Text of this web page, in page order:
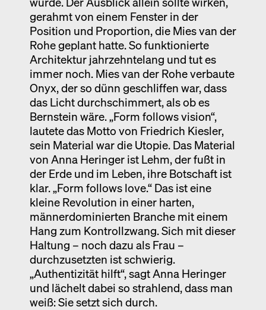
gerahmt von einem Fenster in der
Position und Proportion, die Mies van der
Rohe geplant hatte. So funktionierte
Architektur jahrzehntelang und tut es
immer noch. Mies van der Rohe verbaute
Onyx, der so dünn geschliffen war, dass
das Licht durchschimmert, als ob es
Bernstein wäre. „Form follows vision“,
lautete das Motto von Friedrich Kiesler,
sein Material war die Utopie. Das Material
von Anna Heringer ist Lehm, der fußt in
der Erde und im Leben, ihre Botschaft ist
klar. „Form follows love.“ Das ist eine
kleine Revolution in einer harten,
männerdominierten Branche mit einem
Hang zum Kontrollzwang. Sich mit dieser
Haltung – noch dazu als Frau –
durchzusetzten ist schwierig.
„Authentizität hilft“, sagt Anna Heringer
und lächelt dabei so strahlend, dass man
weiß: Sie setzt sich durch.